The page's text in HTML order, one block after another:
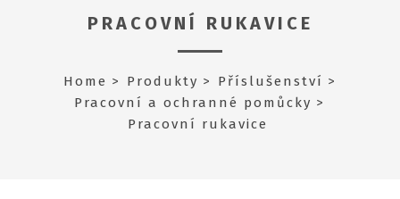
PRACOVNÍ RUKAVICE
Home Produkty
Příslušenství
Pracovní a ochranné pomůcky
Pracovní rukavice